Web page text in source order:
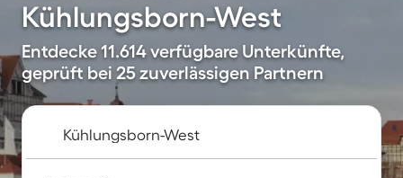
Kühlungsborn-West
Entdecke 11.614 verfügbare Unterkünfte,
geprüft bei 25 zuverlässigen Partnern